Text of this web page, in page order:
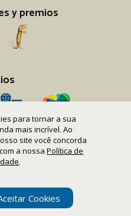
para tornar a sua
mais incrível. Ao
site você concorda
a nossaPolítica de
.
Cookies
y premios
Viagens e Turismo Ltda.
0001-12